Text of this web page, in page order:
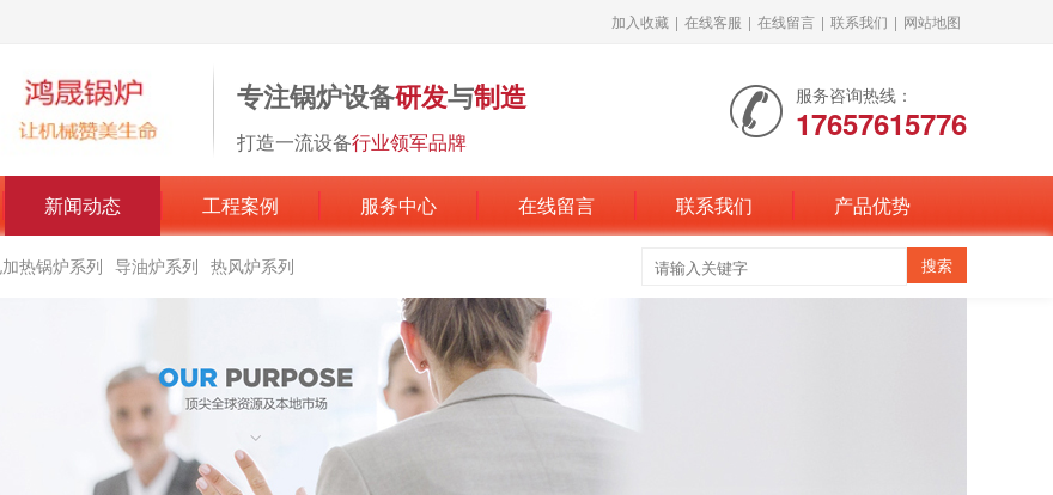
加入收藏 | 在线客服 | 在线留言 | 联系我们 | 网站地图
专注锅炉设备研发与制造
打造一流设备行业领军品牌
服务咨询热线：
17657615776
新闻动态 工程案例 服务中心 在线留言 联系我们 产品优势
热锅炉系列 导油炉系列 热风炉系列